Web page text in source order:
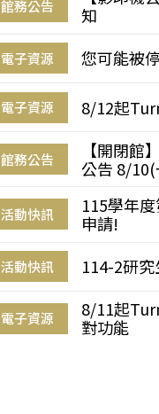
館務公告
知
電子資源 您可能被
電子資源 8/12起
館務公告
【開閉
公告 8/
活動快訊
115學年
申請!
活動快訊 114-2研
電子資源
8/11起
對功能